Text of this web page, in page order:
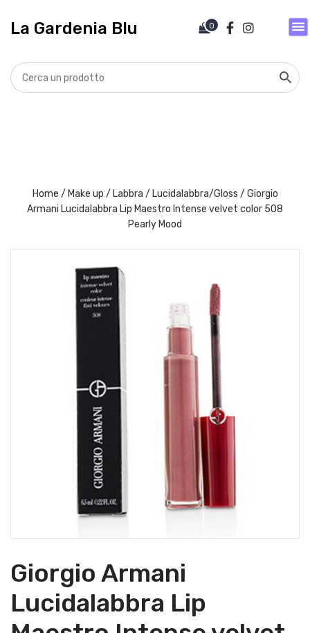
La Gardenia Blu 0
Home / Make up / Labbra / Lucidalabbra/Gloss / Giorgio
Armani Lucidalabbra Lip Maestro Intense velvet color 508
Pearly Mood
Giorgio Armani
Lucidalabbra Lip